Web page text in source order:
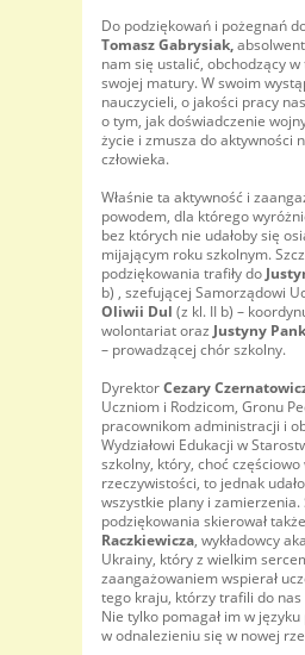
Do podziękowań i pożegnań
Tomasz Gabrysiak,
nam się ustalić, obchodzący
swojej matury. W swoim
nauczycieli, o jakości pracy
o tym, jak doświadczenie
życie i zmusza do aktywności
człowieka.
Właśnie ta aktywność i
powodem, dla którego
bez których nie udałoby się
mijającym roku szkolnym.
podziękowania trafiły do
b) , szefującej Samorządowi
Oliwii Dul (z kl. II b) –
wolontariat oraz Justyny
– prowadzącej chór szkolny.
DyrektorCezary
Uczniom i Rodzicom, Gronu
pracownikom administracji i
Wydziałowi Edukacji w
szkolny, który, choć
rzeczywistości, to jednak
wszystkie plany i zamierzenia.
podziękowania skierował
Raczkiewicza, wykładowcy
Ukrainy, który z wielkim
zaangażowaniem wspierał
tego kraju, którzy trafili do
Nie tylko pomagał im w
w odnalezieniu się w nowej